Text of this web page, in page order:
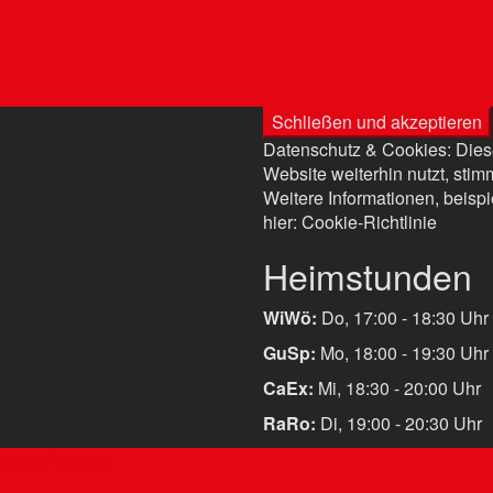
Datenschutz & Cookies:
Website weiterhin nutzt,
Weitere Informationen,
hier: Cookie-Richtlinie
Heimstunden
WiWö: Do, 17:00 - 18:30 Uhr
GuSp: Mo, 18:00 - 19:30 Uhr
CaEx: Mi, 18:30 - 20:00 Uhr
RaRo: Di, 19:00 - 20:30 Uhr